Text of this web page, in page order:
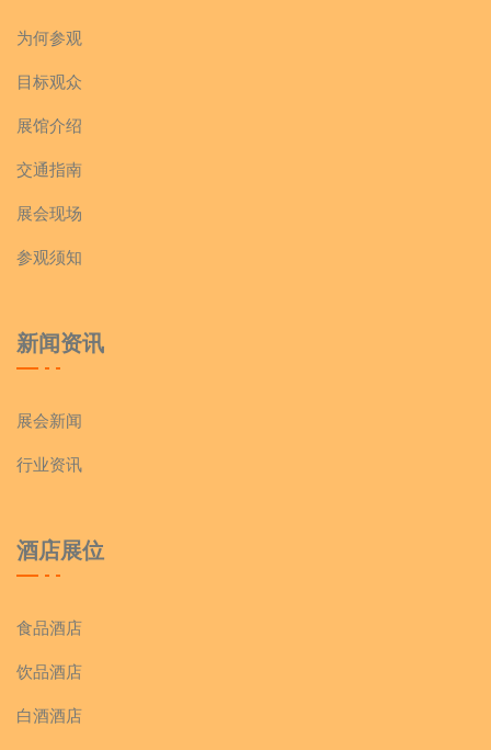
为何参观
目标观众
展馆介绍
交通指南
展会现场
参观须知
新闻资讯
展会新闻
行业资讯
酒店展位
食品酒店
饮品酒店
白酒酒店